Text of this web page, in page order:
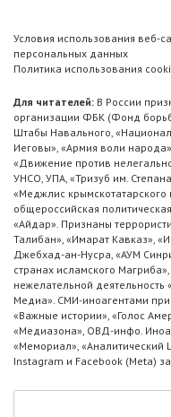
Условия использования веб-
персональных данных
Политика использования
Для читателей: В России
организации ФБК (Фонд
Штабы Навального,
Иеговы», «Армия воли
«Движение против
УНСО, УПА, «Тризуб им.
«Меджлис крымскотатарского
общероссийская
«Айдар». Признаны
Талибан», «Имарат Кавказ»,
Джебхад-ан-Нусра, «АУМ
странах исламского
нежелательной деятельность
Медиа». СМИ-иноагентами
«Важные истории», «Голос
«Медиазона», ОВД-инфо.
«Мемориал», «Аналитический
Instagram и Facebook (Metа)